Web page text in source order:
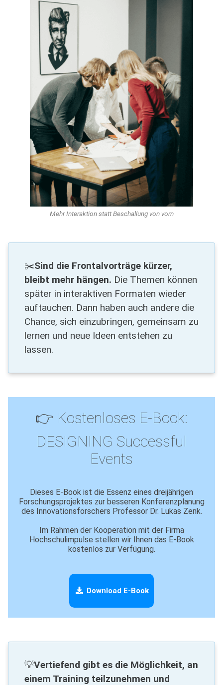
Mehr Interaktion statt Beschallung von vorn
✂️Sind die Frontalvorträge kürzer,
bleibt mehr hängen. Die Themen können
später in interaktiven Formaten wieder
auftauchen. Dann haben auch andere die
Chance, sich einzubringen, gemeinsam zu
lernen und neue Ideen entstehen zu
lassen.
👉 Kostenloses E-Book:
DESIGNING Successful
Events
Dieses E-Book ist die Essenz eines dreijährigen
Forschungsprojektes zur besseren Konferenzplanung
des Innovationsforschers Professor Dr. Lukas Zenk.
Im Rahmen der Kooperation mit der Firma
Hochschulimpulse stellen wir Ihnen das E-Book
kostenlos zur Verfügung.
Download E-Book
💡Vertiefend gibt es die Möglichkeit, an
einem Training teilzunehmen und